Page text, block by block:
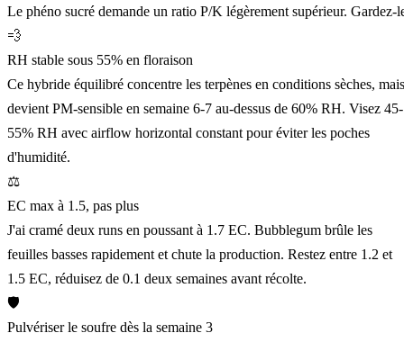
Le phéno sucré demande un ratio P/K légèrement supérieur. Gardez-
💨
RH stable sous 55% en floraison
Ce hybride équilibré concentre les terpènes en conditions sèches, mais
devient PM-sensible en semaine 6-7 au-dessus de 60% RH. Visez 45-
55% RH avec airflow horizontal constant pour éviter les poches
d'humidité.
⚖️
EC max à 1.5, pas plus
J'ai cramé deux runs en poussant à 1.7 EC. Bubblegum brûle les
feuilles basses rapidement et chute la production. Restez entre 1.2 et
1.5 EC, réduisez de 0.1 deux semaines avant récolte.
🛡️
Pulvériser le soufre dès la semaine 3